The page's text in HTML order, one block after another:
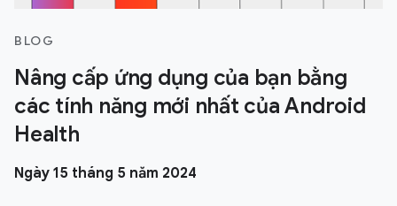
BLOG
Nâng cấp ứng dụng của bạn bằng
các tính năng mới nhất của Android
Health
Ngày 15 tháng 5 năm 2024